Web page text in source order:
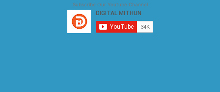
Subscribe Our Youtube Channel